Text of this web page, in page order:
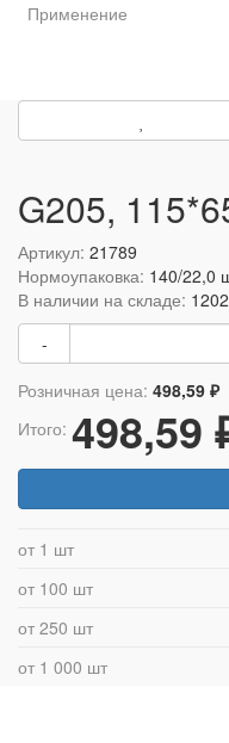
Применение
G205,
Артикул: 21789
Нормоупаковка: 140/22,0
В наличии на складе:
-
Розничная цена: 498,59 ₽
Итого: 498,59
от 1 шт
от 100 шт
от 250 шт
от 1 000 шт